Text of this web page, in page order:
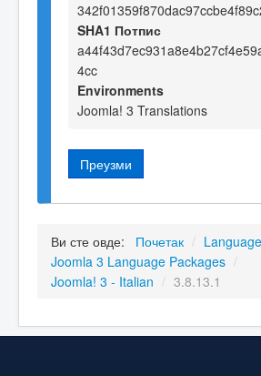
SHA1 Потпис
4cc
Environments
Joomla! 3 Translations
Преузми
Ви сте овде: Почетак /
Joomla 3 Language Packages /
Joomla! 3 - Italian / 3.8.13.1